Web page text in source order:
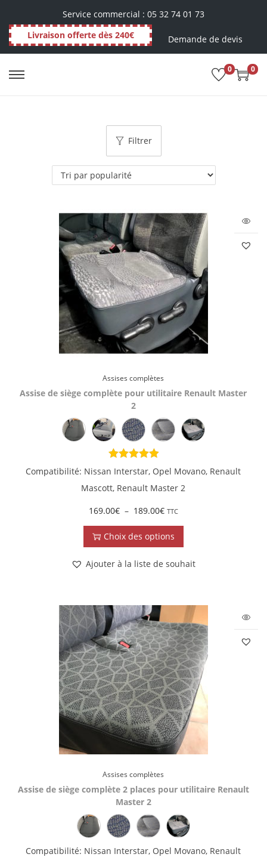
Service commercial : 05 32 74 01 73
Livraison offerte dès 240€
Demande de devis
0 0
Filtrer
Assises complètes
Assise de siège complète pour utilitaire Renault Master
2
Compatibilité: Nissan Interstar, Opel Movano, Renault
Mascott, Renault Master 2
169.00€ – 189.00€ TTC
Choix des options
Ajouter à la liste de souhait
Assises complètes
Assise de siège complète 2 places pour utilitaire Renault
Master 2
Compatibilité: Nissan Interstar, Opel Movano, Renault